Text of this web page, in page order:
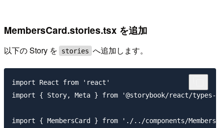
MembersCard.stories.tsx を追加
以下の Story を stories へ追加します。
import React from 'react'
import { Story, Meta } from '@storybook/react/types-
import { MembersCard } from './../components/